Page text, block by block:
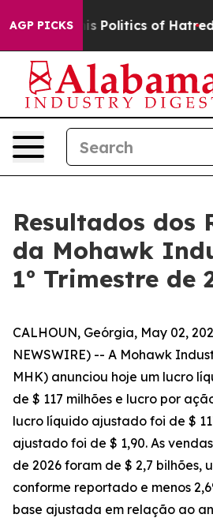
AGP PICKSof Hatred” The Story
Resultados dos
da Mohawk
1º Trimestre de
CALHOUN, Geórgia, May 02,
NEWSWIRE) -- A Mohawk
MHK) anunciou hoje um lucro
de $ 117 milhões e lucro por
lucro líquido ajustado foi de $
ajustado foi de $ 1,90. As
de 2026 foram de $ 2,7 bilhões,
conforme reportado e menos
base ajustada em relação ao